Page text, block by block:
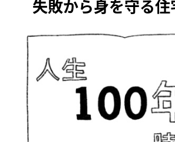
失敗から身を守る